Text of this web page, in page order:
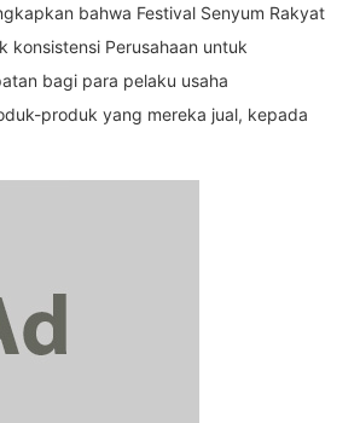
bahwa Festival Senyum Rakyat
konsistensi Perusahaan untuk
bagi para pelaku usaha
produk yang mereka jual, kepada